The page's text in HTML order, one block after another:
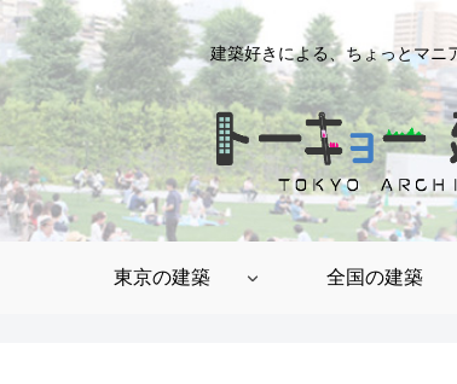
建築好きによる、ちょっとマニ
東京の建築 全国の建築